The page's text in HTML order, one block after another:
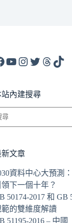
YouTube
Instagram
X
站內建搜尋
新文章
資料中心大預測
領下一個十年？
50174-2017 和 GB
範的雙維度解讀
51195-2016 – 中